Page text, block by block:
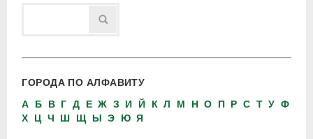
ГОРОДА ПО АЛФАВИТУ
А
Б В Г Д Е Ж З И Й К Л М Н О П Р С Т У Ф
Х
Ц Ч Ш Щ Ы Э Ю Я